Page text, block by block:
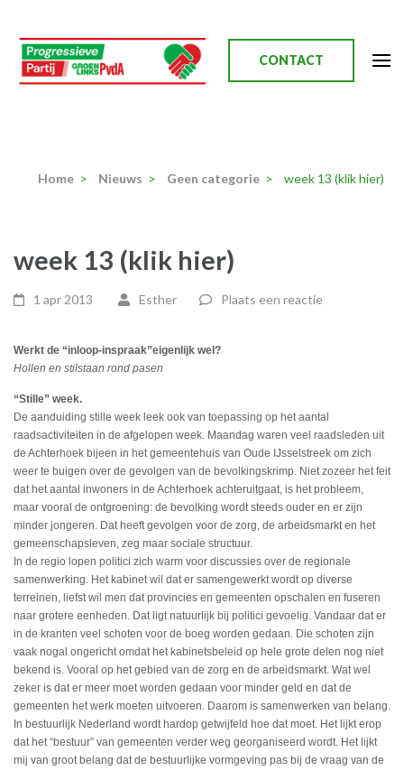
naar
inhoud
(Druk
CONTACT
Home > Nieuws > Geen categorie > week 13 (klik hier)
week 13 (klik hier)
1 apr 2013 Esther Plaats een reactie
Werkt de “inloop-inspraak”eigenlijk wel?
Hollen en stilstaan rond pasen
“Stille” week.
De aanduiding stille week leek ook van toepassing op het aantal
raadsactiviteiten in de afgelopen week. Maandag waren veel raadsleden uit
de Achterhoek bijeen in het gemeentehuis van Oude IJsselstreek om zich
weer te buigen over de gevolgen van de bevolkingskrimp. Niet zozeer het feit
dat het aantal inwoners in de Achterhoek achteruitgaat, is het probleem,
maar vooral de ontgroening: de bevolking wordt steeds ouder en er zijn
minder jongeren. Dat heeft gevolgen voor de zorg, de arbeidsmarkt en het
gemeenschapsleven, zeg maar sociale structuur.
In de regio lopen politici zich warm voor discussies over de regionale
samenwerking. Het kabinet wil dat er samengewerkt wordt op diverse
terreinen, liefst wil men dat provincies en gemeenten opschalen en fuseren
naar grotere eenheden. Dat ligt natuurlijk bij politici gevoelig. Vandaar dat er
in de kranten veel schoten voor de boeg worden gedaan. Die schoten zijn
vaak nogal ongericht omdat het kabinetsbeleid op hele grote delen nog niet
bekend is. Vooral op het gebied van de zorg en de arbeidsmarkt. Wat wel
zeker is dat er meer moet worden gedaan voor minder geld en dat de
gemeenten het werk moeten uitvoeren. Daarom is samenwerken van belang.
In bestuurlijk Nederland wordt hardop getwijfeld hoe dat moet. Het lijkt erop
dat het “bestuur” van gemeenten verder weg georganiseerd wordt. Het lijkt
mij van groot belang dat de bestuurlijke vormgeving pas bij de vraag van de